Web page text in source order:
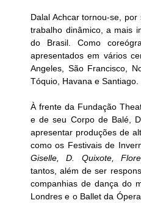
Dalal Achcar tornou-se,
trabalho dinâmico, a mais
do Brasil. Como
apresentados em vários
Angeles, São Francisco,
Tóquio, Havana e Santiago.
À frente da Fundação
e de seu Corpo de Balé,
apresentar produções de
como os Festivais de
Giselle, D. Quixote,
tantos, além de ser
companhias de dança do
Londres e o Ballet da